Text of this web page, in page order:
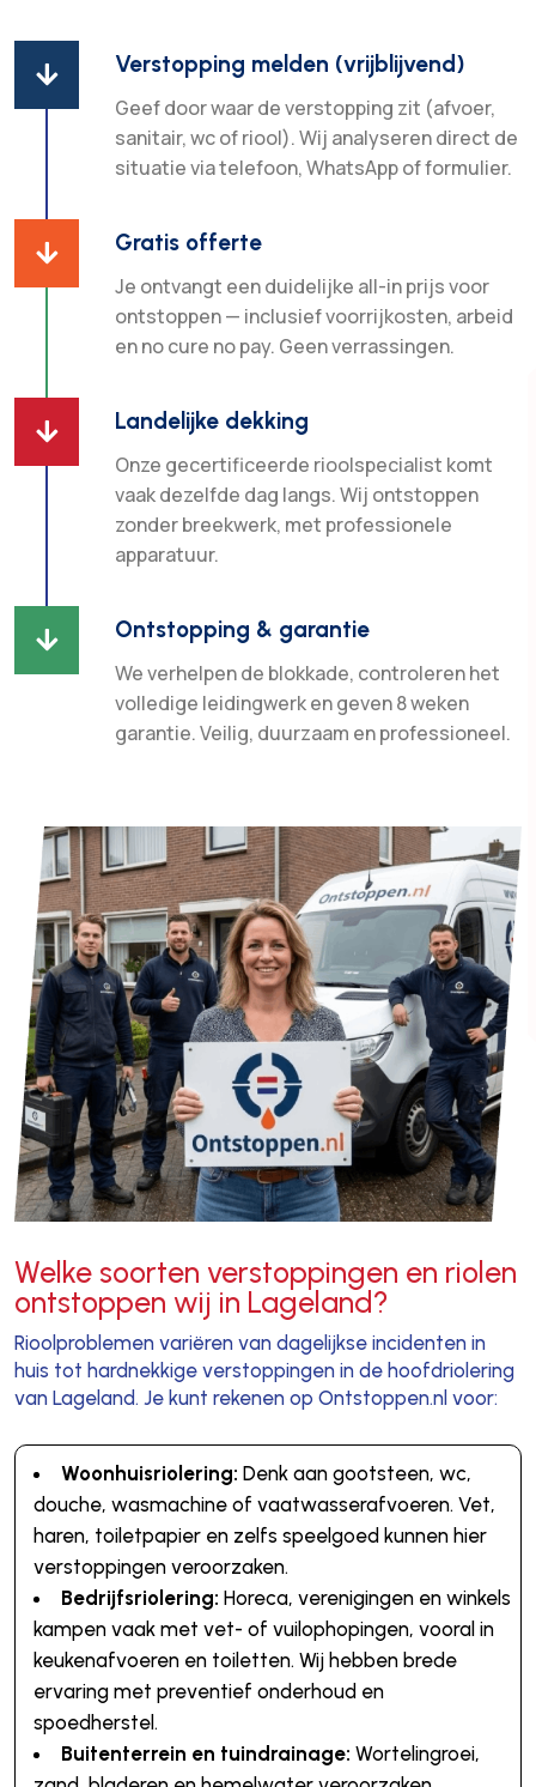
 Verstopping melden (vrijblijvend)
Geef door waar de verstopping zit (afvoer,
sanitair, wc of riool). Wij analyseren direct de
situatie via telefoon, WhatsApp of formulier.
 Gratis offerte
Je ontvangt een duidelijke all-in prijs voor
ontstoppen — inclusief voorrijkosten, arbeid
en no cure no pay. Geen verrassingen.
 Landelijke dekking
Onze gecertificeerde rioolspecialist komt
vaak dezelfde dag langs. Wij ontstoppen
zonder breekwerk, met professionele
apparatuur.
 Ontstopping & garantie
We verhelpen de blokkade, controleren het
volledige leidingwerk en geven 8 weken
garantie. Veilig, duurzaam en professioneel.
Welke soorten verstoppingen en riolen
ontstoppen wij in Lageland?
Rioolproblemen variëren van dagelijkse incidenten in
huis tot hardnekkige verstoppingen in de hoofdriolering
van Lageland. Je kunt rekenen op Ontstoppen.nl voor:
Woonhuisriolering: Denk aan gootsteen, wc,
douche, wasmachine of vaatwasserafvoeren. Vet,
haren, toiletpapier en zelfs speelgoed kunnen hier
verstoppingen veroorzaken.
Bedrijfsriolering: Horeca, verenigingen en winkels
kampen vaak met vet- of vuilophopingen, vooral in
keukenafvoeren en toiletten. Wij hebben brede
ervaring met preventief onderhoud en
spoedherstel.
Buitenterrein en tuindrainage: Wortelingroei,